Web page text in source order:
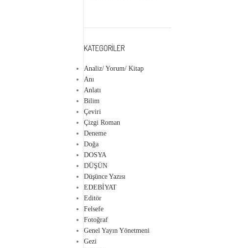
KATEGORILER
Analiz/ Yorum/ Kitap
Anı
Anlatı
Bilim
Çeviri
Çizgi Roman
Deneme
Doğa
DOSYA
DÜŞÜN
Düşünce Yazısı
EDEBİYAT
Editör
Felsefe
Fotoğraf
Genel Yayın Yönetmeni
Gezi